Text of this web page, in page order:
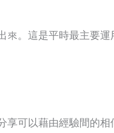
來。這是平時最主要
可以藉由經驗間的相